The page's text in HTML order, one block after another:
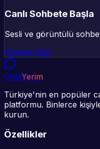
Canlı Sohbete Başla
Sesli ve görüntülü
Hemen Katıl
ChatYerim
Türkiye'nin en popüler
platformu. Binlerce
kurun.
Özellikler